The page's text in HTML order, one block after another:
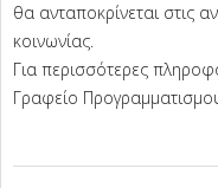
θα ανταποκρίνεται στις
κοινωνίας.
Για περισσότερες
Γραφείο